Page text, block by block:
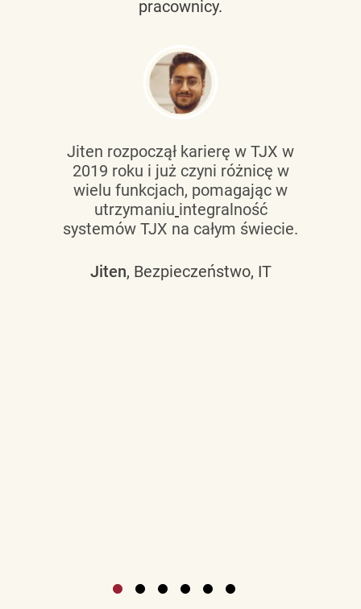
pracownicy.
Jiten rozpoczął karierę w TJX w
2019 roku i już czyni różnicę w
wielu funkcjach, pomagając w
utrzymaniu integralność
systemów TJX na całym świecie.
Jiten, Bezpieczeństwo, IT